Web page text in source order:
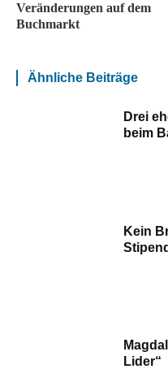
Veränderungen auf dem
Buchmarkt
Ähnliche Beiträge
Drei
beim
Kein
Lider“